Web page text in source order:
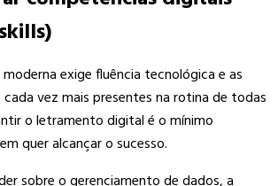
exige fluência tecnológica e as
vez mais presentes na rotina de todas
o letramento digital é o mínimo
quer alcançar o sucesso.
sobre o gerenciamento de dados, a